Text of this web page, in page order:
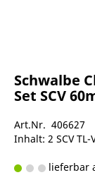
Schwalbe
Set SCV
Art.Nr. 406627
Inhalt: 2 SCV TL-
lieferbar